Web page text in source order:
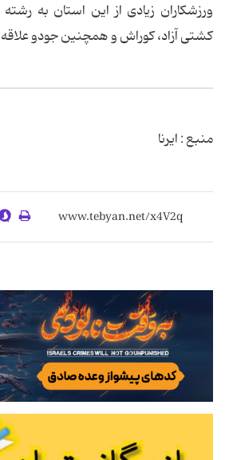
ورزشکاران زیادی از این استان به
کشتی آزاد، کوراش و همچنین جودو
منبع : ایرنا